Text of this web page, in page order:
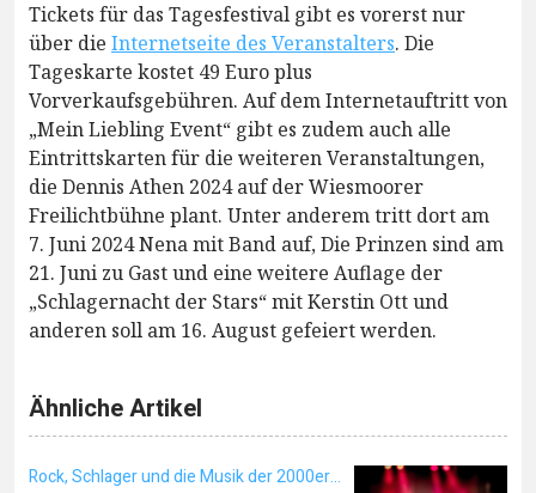
Tickets für das Tagesfestival gibt es vorerst nur
über die Internetseite des Veranstalters. Die
Tageskarte kostet 49 Euro plus
Vorverkaufsgebühren. Auf dem Internetauftritt von
„Mein Liebling Event“ gibt es zudem auch alle
Eintrittskarten für die weiteren Veranstaltungen,
die Dennis Athen 2024 auf der Wiesmoorer
Freilichtbühne plant. Unter anderem tritt dort am
7. Juni 2024 Nena mit Band auf, Die Prinzen sind am
21. Juni zu Gast und eine weitere Auflage der
„Schlagernacht der Stars“ mit Kerstin Ott und
anderen soll am 16. August gefeiert werden.
Ähnliche Artikel
Rock, Schlager und die Musik der 2000er Jahre